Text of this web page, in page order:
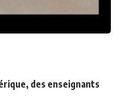
des enseignants